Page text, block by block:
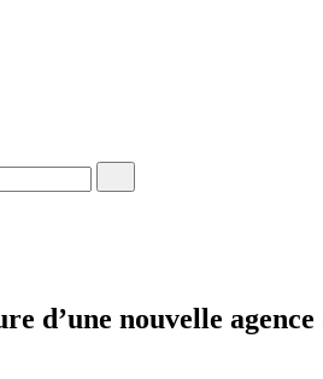
d’une nouvelle agence